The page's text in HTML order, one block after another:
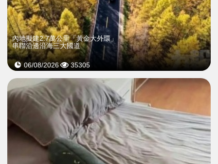
內地擬建2.7萬公里「黃金大外環」
串聯沿邊沿海三大國道
06/08/2026 35305